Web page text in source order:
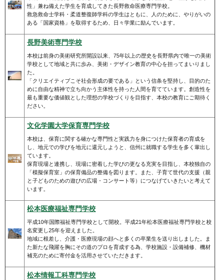
性」兼ね備えた学生を育成してきた長野救命医療専門学校。
救急救命士学科・柔道整復師学科の学生はともに、人のために、やりがいの
ある「国家資格」を取得するため、日々学業に励んでいます。
長野美術専門学校
本校は前身の美術研究所開設以来、75年以上の歴史を長野県内で唯一の美術
学校として地域と共に歩み、美術・デザイン教育の中心を担ってまいりまし
た。
「クリエイティブこそ社会形成の要である」という信条を堅持し、目的のた
めに自由な精神で立ち向かう主体性を持った人間を育てています。創造性を
最も重要な価値観とした理想の学校づくりを目指す、本校の教育にご期待く
ださい。
文化学園大学保育専門学校
本校は、保育に関する確かな専門性と実践力を身につけた保育者の育成を
し、地元での学びを地元に還元しようと、信州に就職する学生を多く輩出し
ています。
保育現場と連携し、現場に密着した学びの更なる充実を目指し、本校独自の
「模擬保育室」の保育備品の整備を図ります。また、子育て世代の支援（親
と子どものための遊びの広場・コンサート等）につなげていきたいと考えて
います。
松本医療福祉専門学校
平成10年国際福祉専門学校として開校。平成21年松本医療福祉専門学校と校
名変更し25年を迎えました。
地域に根差し、介護・医療現場の顔へと多くの卒業生を送り出しました。ま
た新たな飛躍を胸にその道のプロを育成する為、学校施設・設備補修、機材
補充のために寄付金を活用させていただきます。
松本情報工科専門学校